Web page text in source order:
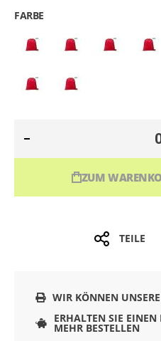
FARBE
ZUM
TEILE
WIR KÖNNEN
ERHALTEN SIE
MEHR BESTELLEN